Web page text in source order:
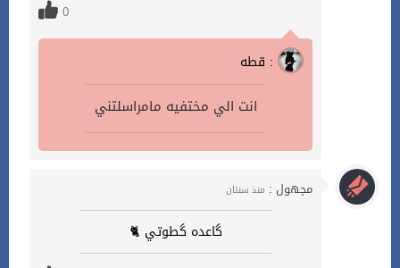
0
قطه :
انت الي مختفيه مامراسلتني
مجهول : منذ سنتان
گاعده گطوتي 🐈